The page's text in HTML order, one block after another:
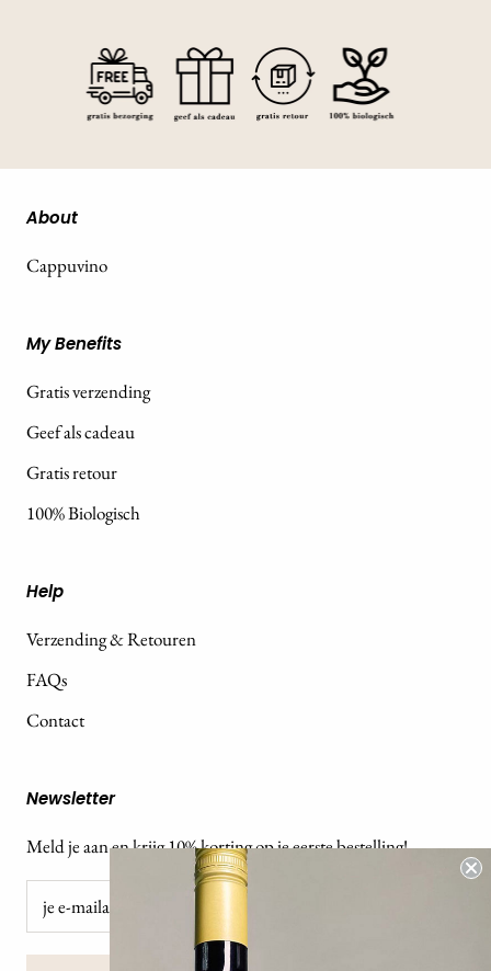
About
Cappuvino
My Benefits
Gratis verzending
Geef als cadeau
Gratis retour
100% Biologisch
Help
Verzending & Retouren
FAQs
Contact
Newsletter
Meld je aan en krijg 10% korting op je eerste bestelling!